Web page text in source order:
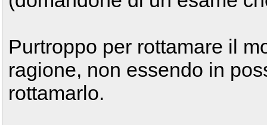
Purtroppo per rottamare il
ragione, non essendo in
rottamarlo.